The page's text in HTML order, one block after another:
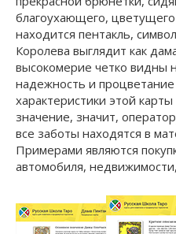
благоухающего,
находится пентакль,
Королева выглядит как
высокомерие четко видны
надежность и
характеристики этой
значение, значит,
все заботы находятся в
Примерами являются
автомобиля,